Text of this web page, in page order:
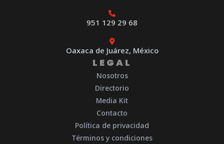
951 129 29 68
Oaxaca de Juárez, México
LEGAL
Nosotros
Directorio
Media Kit
Contacto
Política de privacidad
Términos y condiciones